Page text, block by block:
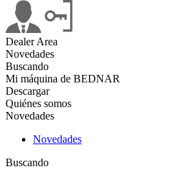
Dealer Area
Novedades
Buscando
Mi máquina de BEDNAR
Descargar
Quiénes somos
Novedades
Novedades
Buscando